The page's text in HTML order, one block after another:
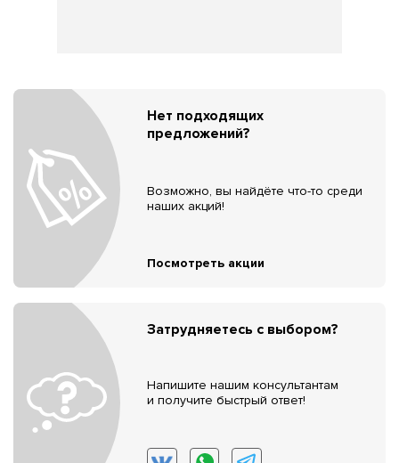
Нет подходящих
предложений?
Возможно, вы найдёте что-то среди
наших акций!
Посмотреть акции
Затрудняетесь с выбором?
Напишите нашим консультантам
и получите быстрый ответ!